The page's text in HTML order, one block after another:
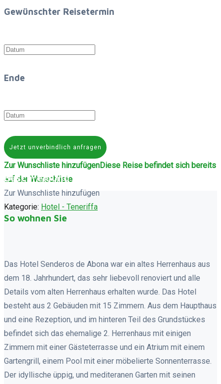
Gewünschter Reisetermin
Ende
Jetzt unverbindlich anfragen
Zur Wunschliste hinzufügenDiese Reise befindet sich bereits
auf der Wunschliste
Zur Wunschliste hinzufügen
Kategorie: Hotel - Teneriffa
Beschreibung
So wohnen Sie
Das Hotel Senderos de Abona war ein altes Herrenhaus aus
dem 18. Jahrhundert, das sehr liebevoll renoviert und alle
Details vom alten Herrenhaus erhalten wurde. Das Hotel
besteht aus 2 Gebäuden mit 15 Zimmern. Aus dem Haupthaus
und eine Rezeption, und im hinteren Teil des Grundstückes
befindet sich das ehemalige 2. Herrenhaus mit einigen
Zimmern mit einer Gästeterrasse und ein Atrium mit einem
Gartengrill, einem Pool mit einer möbelierte Sonnenterrasse.
Der idyllische üppig, und mediteranen Garten mit seinen